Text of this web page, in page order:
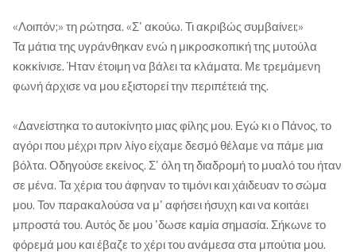
«Λοιπόν;» τη ρώτησα. «Σ' ακούω. Τι ακριβώς συμβαίνει;»
Τα μάτια της υγράνθηκαν ενώ η μικροσκοπική της μυτούλα
κοκκίνισε. Ήταν έτοιμη να βάλει τα κλάματα. Με τρεμάμενη
φωνή άρχισε να μου εξιστορεί την περιπέτειά της.
«Δανείστηκα το αυτοκίνητο μιας φίλης μου. Εγώ κι ο Πάνος, το
αγόρι που μέχρι πριν λίγο είχαμε δεσμό θέλαμε να πάμε μια
βόλτα. Οδηγούσε εκείνος. Σ' όλη τη διαδρομή το μυαλό του ήταν
σε μένα. Τα χέρια του άφηναν το τιμόνι και χάιδευαν το σώμα
μου. Τον παρακαλούσα να μ' αφήσει ήσυχη και να κοιτάει
μπροστά του. Αυτός δε μου 'δωσε καμία σημασία. Σήκωνε το
φόρεμά μου και έβαζε το χέρι του ανάμεσα στα μπούτια μου.